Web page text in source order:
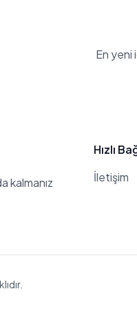
En yeni
kalmanız
Hızlı
İletişim